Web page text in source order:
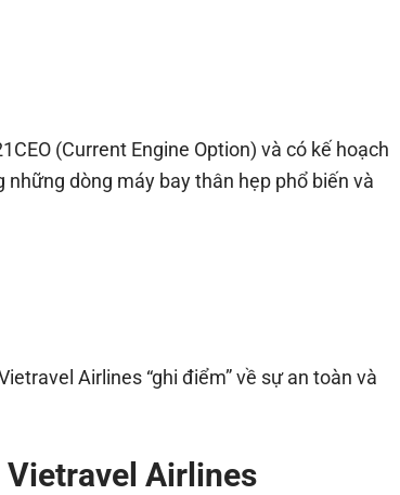
(Current Engine Option) và có kế hoạch
dòng máy bay thân hẹp phổ biến và
Airlines “ghi điểm” về sự an toàn và
Airlines